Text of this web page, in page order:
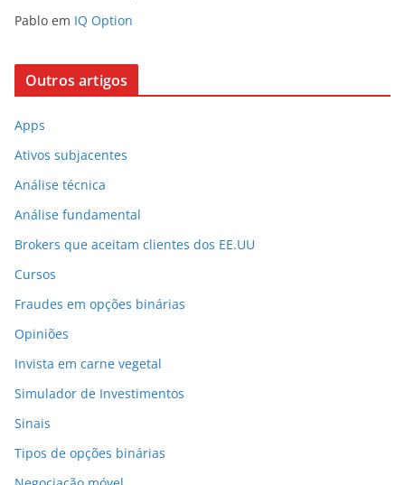
Pablo em IQ Option
Outros artigos
Apps
Ativos subjacentes
Análise técnica
Análise fundamental
Brokers que aceitam clientes dos EE.UU
Cursos
Fraudes em opções binárias
Opiniões
Invista em carne vegetal
Simulador de Investimentos
Sinais
Tipos de opções binárias